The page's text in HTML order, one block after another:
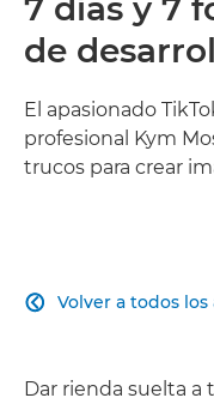
7 días y 7
de
El apasionado
profesional Kym
trucos para crear
Volver a todos

Dar rienda suelta a